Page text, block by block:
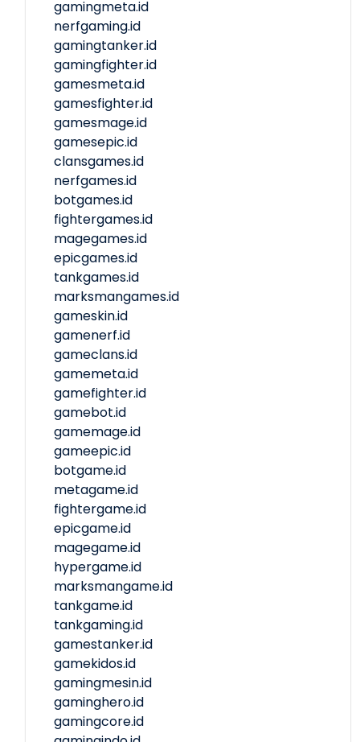
gamingmeta.id
nerfgaming.id
gamingtanker.id
gamingfighter.id
gamesmeta.id
gamesfighter.id
gamesmage.id
gamesepic.id
clansgames.id
nerfgames.id
botgames.id
fightergames.id
magegames.id
epicgames.id
tankgames.id
marksmangames.id
gameskin.id
gamenerf.id
gameclans.id
gamemeta.id
gamefighter.id
gamebot.id
gamemage.id
gameepic.id
botgame.id
metagame.id
fightergame.id
epicgame.id
magegame.id
hypergame.id
marksmangame.id
tankgame.id
tankgaming.id
gamestanker.id
gamekidos.id
gamingmesin.id
gaminghero.id
gamingcore.id